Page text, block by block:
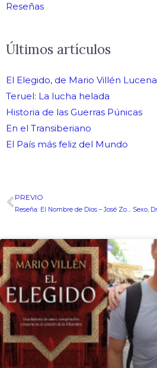
Reseñas
Últimos artículos
El Elegido, de Mario Villén Lucena
Teruel: La lucha helada
Historia de las Guerras Púnicas
En el Transiberiano
El País más feliz del Mundo
Ant
PREVIO
Reseña: El Nombre de Dios – José Zoilo Hernández